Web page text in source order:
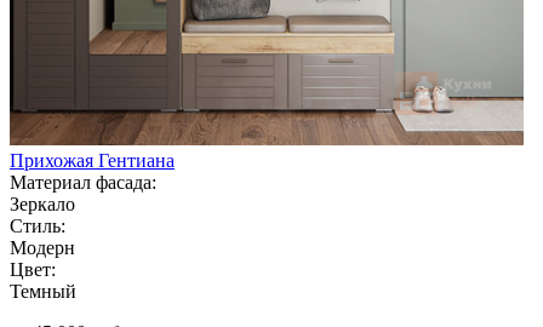
Прихожая Гентиана
Материал фасада:
Зеркало
Стиль:
Модерн
Цвет:
Темный